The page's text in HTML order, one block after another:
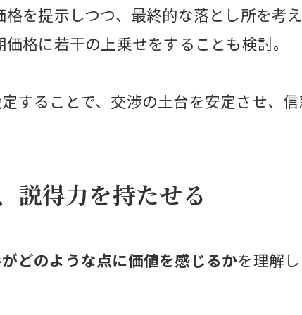
を提示しつつ、最終的な落とし所を考
格に若干の上乗せをすることも検討。
することで、交渉の土台を安定させ、
説得力を持たせる
どのような点に価値を感じるかを理解